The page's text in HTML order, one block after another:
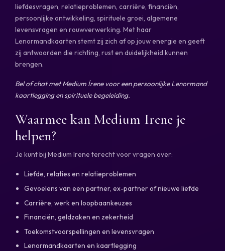
liefdesvragen, relatieproblemen, carrière, financiën,
persoonlijke ontwikkeling, spirituele groei, algemene
levensvragen en rouwverwerking. Met haar
Lenormandkaarten stemt zij zich af op jouw energie en geeft
zij antwoorden die richting, rust en duidelijkheid kunnen
brengen.
Bel of chat met Medium İrene voor een persoonlijke Lenormand
kaartlegging en spirituele begeleiding.
Waarmee kan Medium Irene je
helpen?
Je kunt bij Medium Irene terecht voor vragen over:
Liefde, relaties en relatieproblemen
Gevoelens van een partner, ex-partner of nieuwe liefde
Carrière, werk en loopbaankeuzes
Financiën, geldzaken en zekerheid
Toekomstvoorspellingen en levensvragen
Lenormandkaarten en kaartlegging